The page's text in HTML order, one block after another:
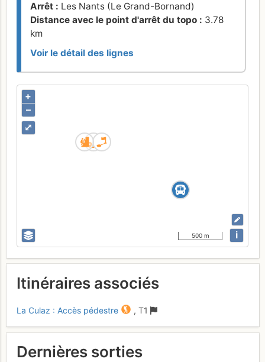
Arrêt : Les Nants (Le Grand-Bornand)
Distance avec le point d'arrêt du topo : 3.78
km
Voir le détail des lignes
⤢
+
–
500 m i
Itinéraires associés
La Culaz : Accès pédestre , T1
Dernières sorties